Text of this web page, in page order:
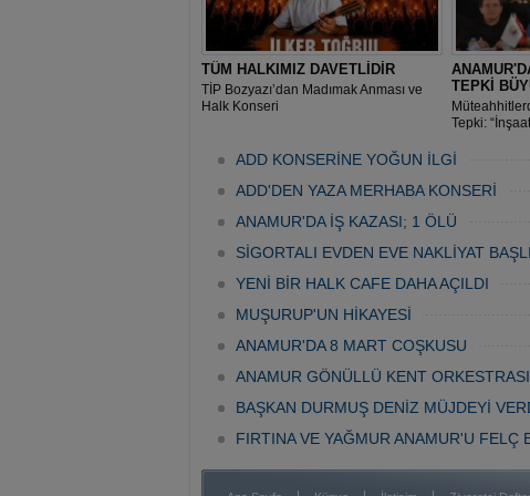
TÜM HALKIMIZ DAVETLİDİR
TİP Bozyazı’dan Madımak Anması ve
Halk Konseri
TEPKİ
Tepki:
ADD KONSERİNE YOĞUN İLGİ
ADD'DEN YAZA MERHABA KONSERİ
ANAMUR'DA İŞ KAZASI; 1 ÖLÜ
SİGORTALI EVDEN EVE NAKLİYAT
YENİ BİR HALK CAFE DAHA AÇILDI
MUŞURUP'UN HİKAYESİ
ANAMUR'DA 8 MART COŞKUSU
ANAMUR GÖNÜLLÜ KENT ORKESTRASI
BAŞKAN DURMUŞ DENİZ MÜJDEYİ
FIRTINA VE YAĞMUR ANAMUR'U FELÇ